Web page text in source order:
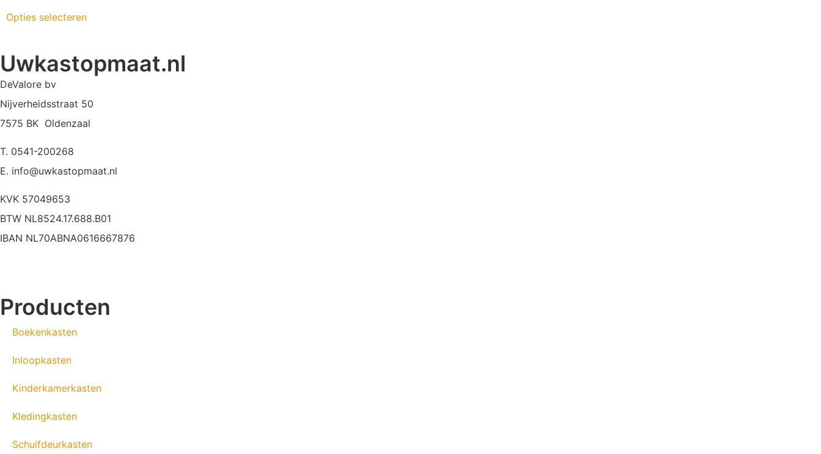
Opties selecteren
Uwkastopmaat.nl
DeValore bv
Nijverheidsstraat 50
7575 BK Oldenzaal
T. 0541-200268
E. info@uwkastopmaat.nl
KVK 57049653
BTW NL8524.17.688.B01
IBAN NL70ABNA0616667876
Producten
Boekenkasten
Inloopkasten
Kinderkamerkasten
Kledingkasten
Schuifdeurkasten